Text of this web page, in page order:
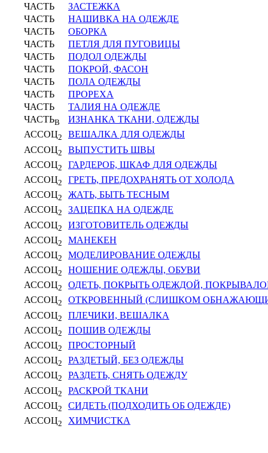
ЧАСТЬ
ЗАСТЕЖКА
ЧАСТЬ
НАШИВКА НА ОДЕЖДЕ
ЧАСТЬ
ОБОРКА
ЧАСТЬ
ПЕТЛЯ ДЛЯ ПУГОВИЦЫ
ЧАСТЬ
ПОДОЛ ОДЕЖДЫ
ЧАСТЬ
ПОКРОЙ, ФАСОН
ЧАСТЬ
ПОЛА ОДЕЖДЫ
ЧАСТЬ
ПРОРЕХА
ЧАСТЬ
ТАЛИЯ НА ОДЕЖДЕ
ЧАСТЬВ
ИЗНАНКА ТКАНИ, ОДЕЖДЫ
АССОЦ2
ВЕШАЛКА ДЛЯ ОДЕЖДЫ
АССОЦ2
ВЫПУСТИТЬ ШВЫ
АССОЦ2
ГАРДЕРОБ, ШКАФ ДЛЯ ОДЕЖДЫ
АССОЦ2
ГРЕТЬ, ПРЕДОХРАНЯТЬ ОТ ХОЛОДА
АССОЦ2
ЖАТЬ, БЫТЬ ТЕСНЫМ
АССОЦ2
ЗАЦЕПКА НА ОДЕЖДЕ
АССОЦ2
ИЗГОТОВИТЕЛЬ ОДЕЖДЫ
АССОЦ2
МАНЕКЕН
АССОЦ2
МОДЕЛИРОВАНИЕ ОДЕЖДЫ
АССОЦ2
НОШЕНИЕ ОДЕЖДЫ, ОБУВИ
АССОЦ2
ОДЕТЬ, ПОКРЫТЬ ОДЕЖДОЙ,
АССОЦ2
ОТКРОВЕННЫЙ (СЛИШКОМ
АССОЦ2
ПЛЕЧИКИ, ВЕШАЛКА
АССОЦ2
ПОШИВ ОДЕЖДЫ
АССОЦ2
ПРОСТОРНЫЙ
АССОЦ2
РАЗДЕТЫЙ, БЕЗ ОДЕЖДЫ
АССОЦ2
РАЗДЕТЬ, СНЯТЬ ОДЕЖДУ
АССОЦ2
РАСКРОЙ ТКАНИ
АССОЦ2
СИДЕТЬ (ПОДХОДИТЬ ОБ ОДЕЖДЕ)
АССОЦ2 ХИМЧИСТКА